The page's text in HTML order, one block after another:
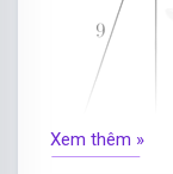
Xem thêm »